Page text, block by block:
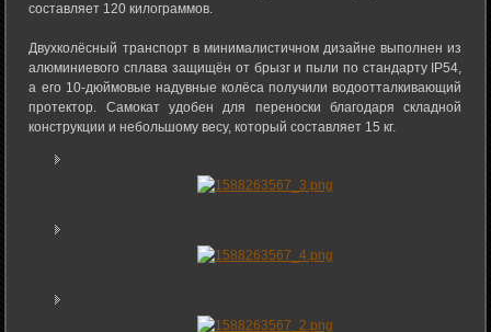
составляет 120 килограммов.
Двухколёсный транспорт в минималистичном дизайне выполнен из
алюминиевого сплава защищён от брызг и пыли по стандарту IP54,
а его 10-дюймовые надувные колёса получили водоотталкивающий
протектор. Самокат удобен для переноски благодаря складной
конструкции и небольшому весу, который составляет 15 кг.